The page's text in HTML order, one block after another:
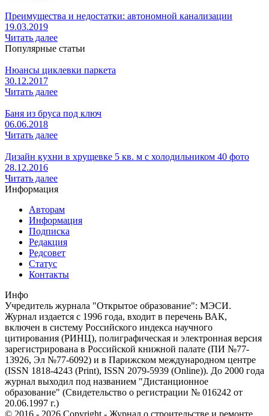
Преимущества и недостатки: автономной канализации
19.03.2019
Читать далее
Популярные статьи
Нюансы циклевки паркета
30.12.2017
Читать далее
Баня из бруса под ключ
06.06.2018
Читать далее
Дизайн кухни в хрущевке 5 кв. м с холодильником 40 фото
28.12.2016
Читать далее
Информация
Авторам
Информация
Подписка
Редакция
Редсовет
Статус
Контакты
Инфо
Учредитель журнала "Открытое образование": МЭСИ.
Журнал издается с 1996 года, входит в перечень ВАК,
включен в систему Российского индекса научного
цитирования (РИНЦ), полиграфическая и электронная версия
зарегистрирована в Российской книжной палате (ПИ №77-
13926, Эл №77-6092) и в Парижском международном центре
(ISSN 1818-4243 (Print), ISSN 2079-5939 (Online)). До 2000 года
журнал выходил под названием "Дистанционное
образование" (Свидетельство о регистрации № 016242 от
20.06.1997 г.)
© 2016 - 2026 Copyright - Журнал о строительстве и ремонте